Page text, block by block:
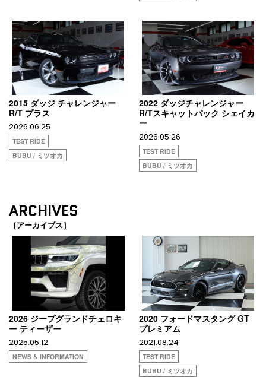
2015 ダッジ チャレンジャー
R/T プラス
2026.06.25
TEST RIDE
BUBU / ミツオカ
2022 ダッジチャレンジャー
R/Tスキャットパック シェイカ
ー
2026.05.26
TEST RIDE
BUBU / ミツオカ
ARCHIVES
［アーカイブス］
2026 ジープグランドチェロキ
ー ティーザー
2025.05.12
NEWS & INFORMATION
2020 フォードマスタング GT
プレミアム
2021.08.24
TEST RIDE
BUBU / ミツオカ